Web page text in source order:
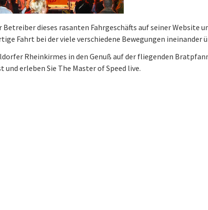
dieses rasanten Fahrgeschäfts auf seiner Website
Fahrt bei der viele verschiedene Bewegungen ineinander
Rheinkirmes in den Genuß auf der fliegenden
und erleben Sie The Master of Speed live.